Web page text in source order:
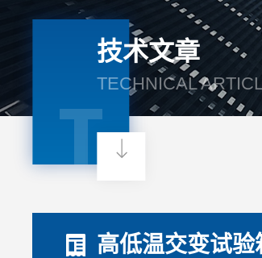
T
技术文章
TECHNICAL
高低温交变试